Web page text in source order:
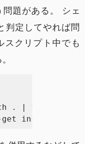
題がある。 シェ
判定してやれば問
スクリプト中でも
. | fzf |